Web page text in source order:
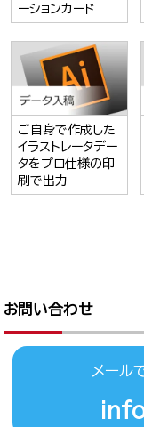
ーションカード
ご自身で作成した
イラストレータデー
タをプロ仕様の印
刷で出力
お問い合わせ
メール